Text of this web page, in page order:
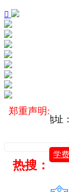

郑重声明:
院校（地址
热搜：
学